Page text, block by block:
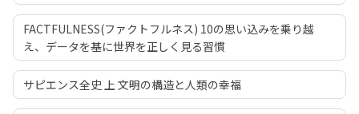
FACTFULNESS(ファクトフルネス) 10の思い込みを乗り越
え、データを基に世界を正しく見る習慣
サピエンス全史 上 文明の構造と人類の幸福